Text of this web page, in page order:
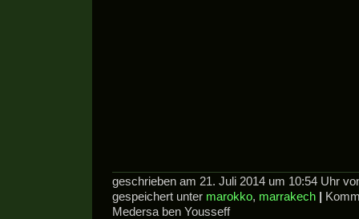
geschrieben am 21. Juli 2014 um 10:54 Uhr
gespeichert unter marokko, marrakech
Medersa ben Yousseff